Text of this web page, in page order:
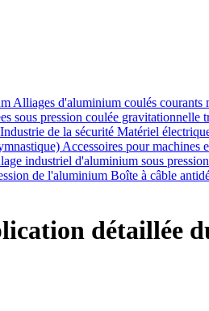
Alliages d'aluminium coulés courants
sous pression coulée gravitationnelle
Industrie de la sécurité Matériel
Accessoires pour machines
industriel d'aluminium sous pression
de l'aluminium Boîte à câble
détaillée